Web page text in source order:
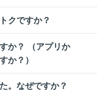
クですか？
か？ （アプリか
か？）
。なぜですか？